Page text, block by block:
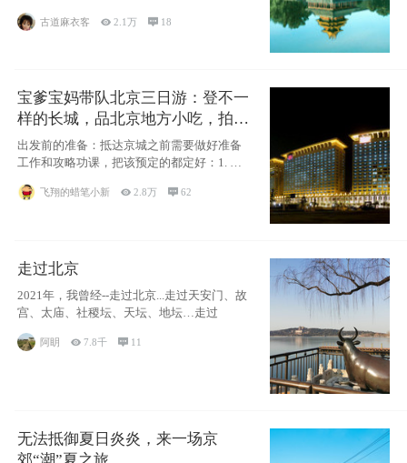
古道麻衣客 2.1万  18
宝爹宝妈带队北京三日游：登不一
样的长城，品北京地方小吃，拍盘
古七星夜景！
出发前的准备：抵达京城之前需要做好准备
工作和攻略功课，把该预定的都定好：1. 酒
飞翔的蜡笔小新 2.8万 62
走过北京
2021年，我曾经--走过北京...走过天安门、故
宫、太庙、社稷坛、天坛、地坛…走过
阿眀 7.8千  11
无法抵御夏日炎炎，来一场京